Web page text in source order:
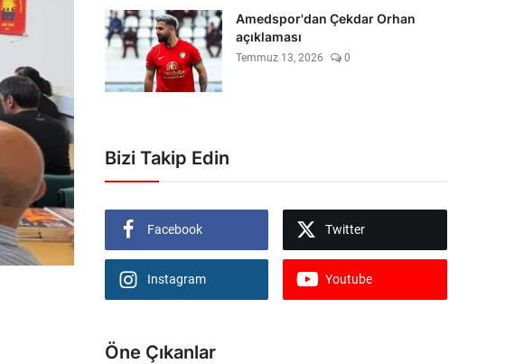
Amedspor'dan Çekdar Orhan
açıklaması
Temmuz 13, 2026 0
Bizi Takip Edin
Facebook Twitter
Instagram Youtube
Öne Çıkanlar